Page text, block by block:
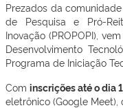
Prezados da
de Pesquisa e Pró-
Inovação (PROPOPI),
Desenvolvimento
Programa de Iniciação
Com inscrições até o
eletrônico (Google Meet),